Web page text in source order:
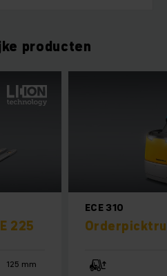
producten
Orderpicktruck ECE